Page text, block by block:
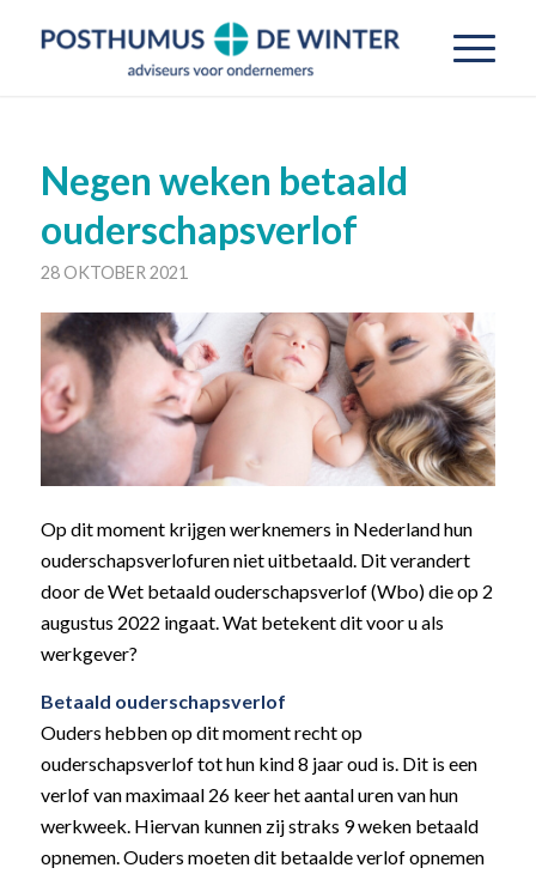
Negen weken betaald
ouderschapsverlof
28 OKTOBER 2021
Op dit moment krijgen werknemers in Nederland hun
ouderschapsverlofuren niet uitbetaald. Dit verandert
door de Wet betaald ouderschapsverlof (Wbo) die op 2
augustus 2022 ingaat. Wat betekent dit voor u als
werkgever?
Betaald ouderschapsverlof
Ouders hebben op dit moment recht op
ouderschapsverlof tot hun kind 8 jaar oud is. Dit is een
verlof van maximaal 26 keer het aantal uren van hun
werkweek. Hiervan kunnen zij straks 9 weken betaald
opnemen. Ouders moeten dit betaalde verlof opnemen